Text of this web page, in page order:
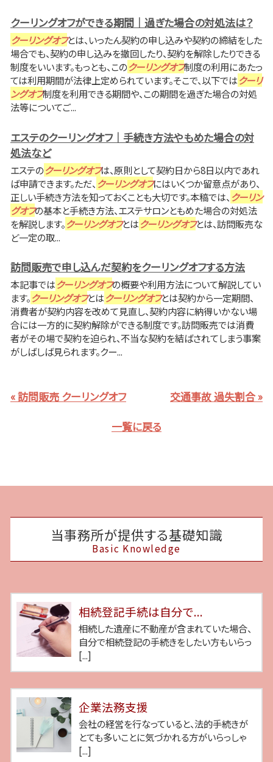
クーリングオフができる期間｜過ぎた場合の対処法は？
クーリングオフとは、いったん契約の申し込みや契約の締結をした
場合でも、契約の申し込みを撤回したり、契約を解除したりできる
制度をいいます。もっとも、このクーリングオフ制度の利用にあたっ
ては利用期間が法律上定められています。そこで、以下ではクーリ
ングオフ制度を利用できる期間や、この期間を過ぎた場合の対処
法等についてご...
エステのクーリングオフ｜手続き方法やもめた場合の対
処法など
エステのクーリングオフは、原則として契約日から8日以内であれ
ば申請できます。ただ、 クーリングオフにはいくつか留意点があり、
正しい手続き方法を知っておくことも大切です。本稿では、 クーリン
グオフの基本と手続き方法、エステサロンともめた場合の対処法
を解説します。クーリングオフとはクーリングオフとは、訪問販売な
ど一定の取...
訪問販売で申し込んだ契約をクーリングオフする方法
本記事ではクーリングオフの概要や利用方法について解説してい
ます。クーリングオフとはクーリングオフとは契約から一定期間、
消費者が契約内容を改めて見直し、契約内容に納得いかない場
合には一方的に契約解除ができる制度です。訪問販売では消費
者がその場で契約を迫られ、不当な契約を結ばされてしまう事案
がしばしば見られます。クー...
« 訪問販売 クーリングオフ
交通事故 過失割合 »
一覧に戻る
当事務所が提供する基礎知識
Basic Knowledge
相続登記手続は自分で...
相続した遺産に不動産が含まれていた場合、
自分で相続登記の手続きをしたい方もいらっ
[...]
企業法務支援
会社の経営を行なっていると、法的手続きが
とても多いことに気づかれる方がいらっしゃ
[...]